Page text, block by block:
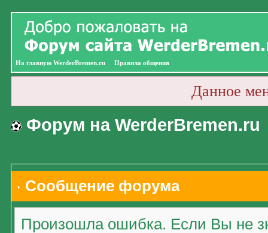
На главную WerderBremen.ru Правила общения
Данное
Форум на WerderBremen.ru
Сообщение форума
Произошла ошибка. Если Вы не